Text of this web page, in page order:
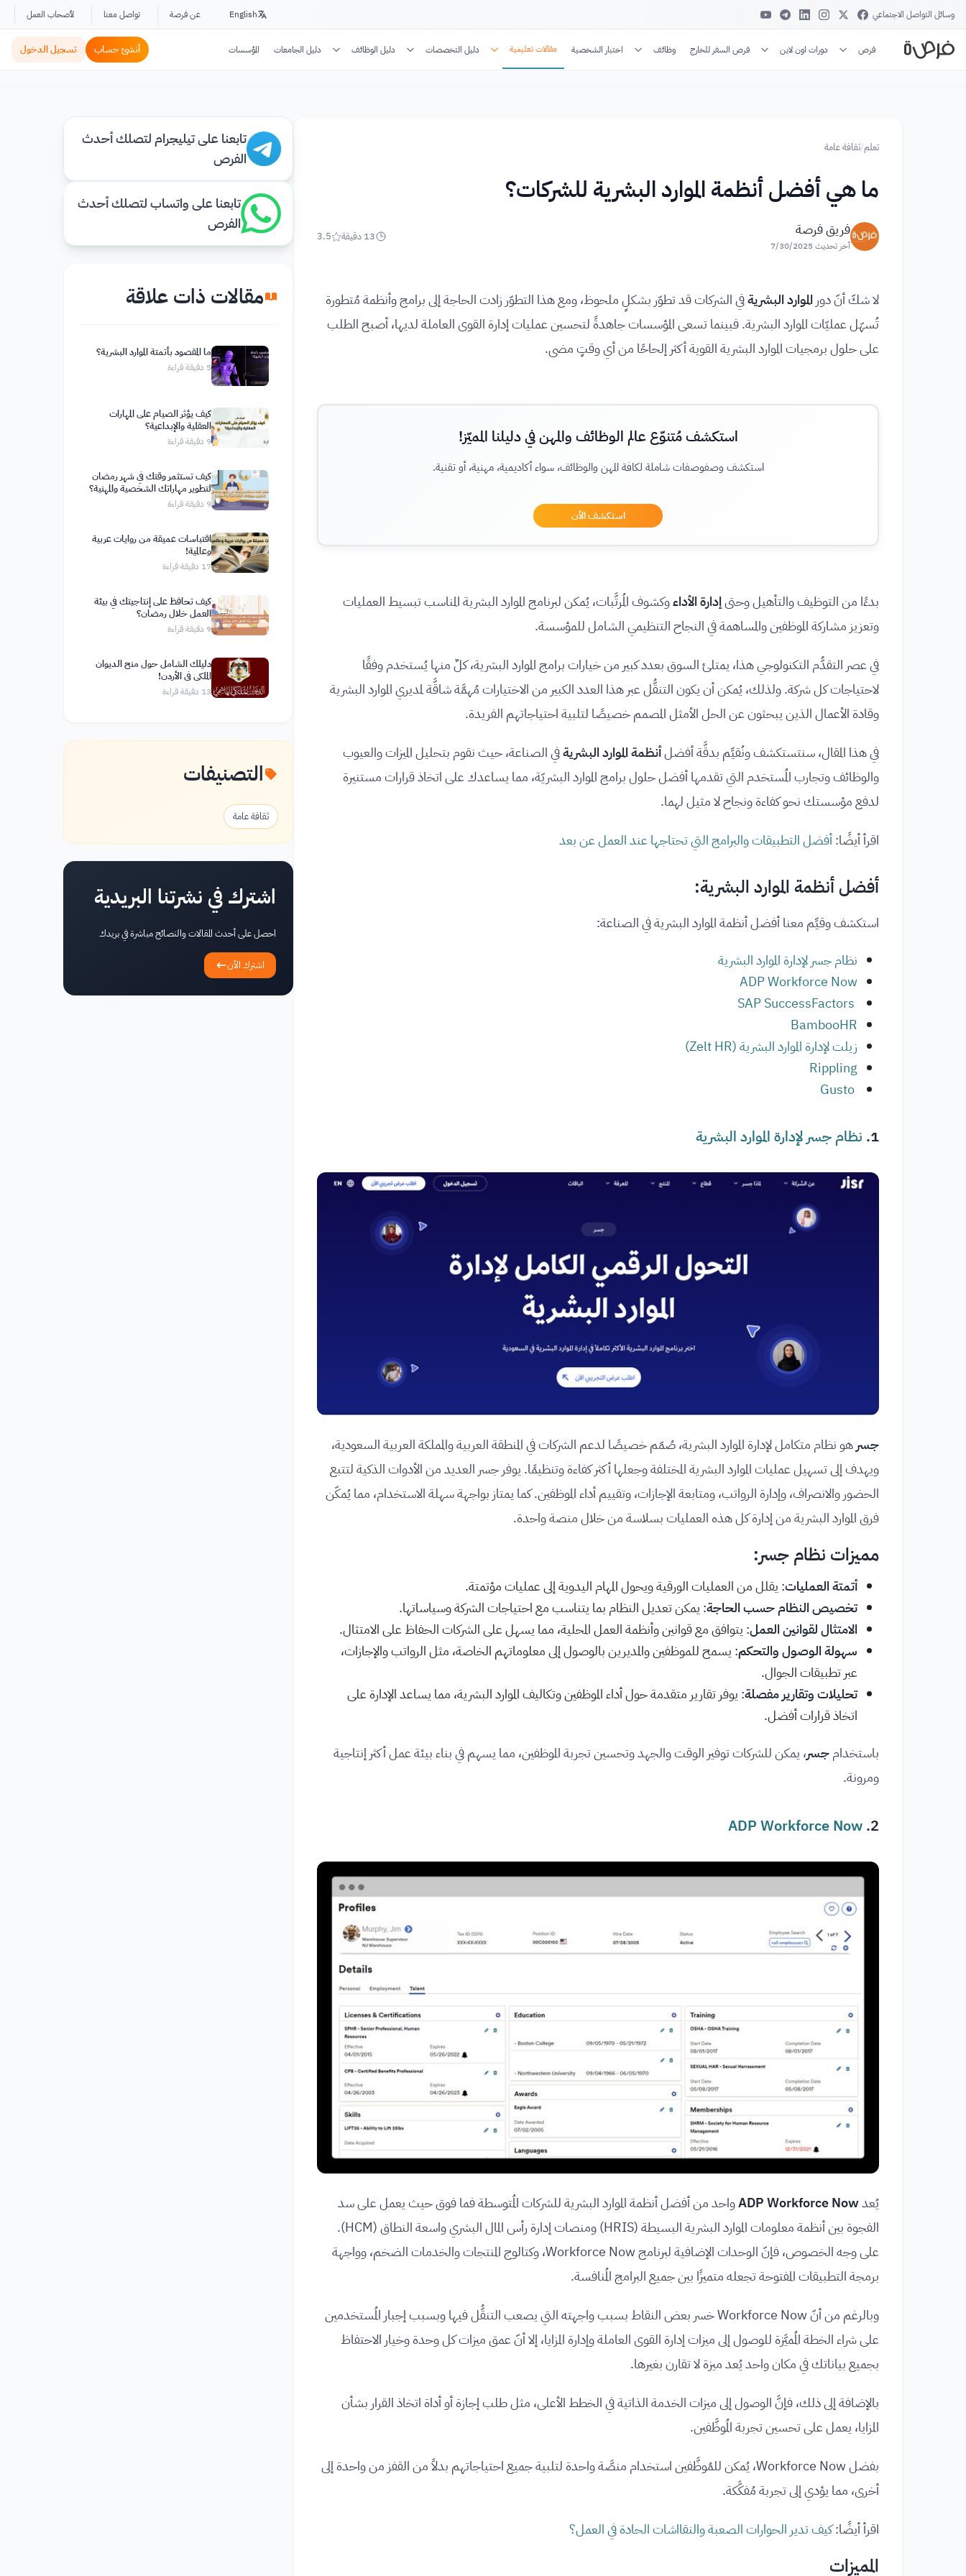
وسائل التواصل الاجتماعي English عن فرصة تواصل معنا لأصحاب العمل
فرص دورات اون لاين فرص السفر للخارج وظائف اختبار الشخصية مقالات تعليمية دليل التخصصات دليل الوظائف دليل الجامعات المؤسسات أنشئ حساب تسجيل الدخول
تعلم/ثقافة عامة
ما هي أفضل أنظمة الموارد البشرية للشركات؟
فريق فرصة
آخر تحديث 7/30/2025
13 دقيقة 3.5
لا شكّ أنّ دور الموارد البشريةفي الشركات قد تطوّر بشكلٍ ملحوظ، ومع هذا التطوّر زادت الحاجة إلى برامج وأنظمة مُتطورة
تُسهّل عمليّات الموارد البشرية. فبينما تسعى المؤسسات جاهدةً لتحسين عمليات إدارة القوى العاملة لديها، أصبح الطلب
على حلول برمجيات الموارد البشرية القوية أكثر إلحاحًا من أي وقتٍ مضى.
استكشف مُتنوّع عالم الوظائف والمهن في دليلنا المميّز!
استكشف وصفوصفات شاملة لكافة المهن والوظائف، سواء أكاديمية، مهنية، أو تقنية.
استكشف الأن
بدءًا من التوظيف والتأهيل وحتىإدارة الأداءوكشوف المُرتَّبات، يُمكن لبرنامج الموارد البشرية المناسب تبسيط العمليات
وتعزيز مشاركة الموظفين والمساهمة في النجاح التنظيمي الشامل للمؤسسة.
في عصر التقدُّم التكنولوجي هذا، يمتلئ السوق بعدد كبير من خيارات برامج الموارد البشرية، كلٌ منها يُستخدم وفقًا
لاحتياجات كل شركة. ولذلك، يُمكن أن يكون التنقُّل عبر هذا العدد الكبير من الاختيارات مُهمَّة شاقَّة لمديري الموارد البشرية
وقادة الأعمال الذين يبحثون عن الحل الأمثل المصمم خصيصًا لتلبية احتياجاتهم الفريدة.
في هذا المقال، سنتستكشف ونُقيِّم بدقَّة أفضلأنظمة الموارد البشريةفي الصناعة، حيث نقوم بتحليل الميزات والعيوب
والوظائف وتجارب المُستخدم التي تقدمها أفضل حلول برامج الموارد البشريّة، مما يساعدك على اتخاذ قرارات مستنيرة
لدفع مؤسستك نحو كفاءة ونجاح لا مثيل لهما.
اقرأ أيضًا:أفضل التطبيقات والبرامج التي تحتاجها عند العمل عن بعد
أفضل أنظمة الموارد البشرية:
استكشف وقيِّم معنا أفضل أنظمة الموارد البشرية في الصناعة:
نظام جسر لإدارة الموارد البشرية
ADP Workforce Now
BambooHR
زيلت لإدارة الموارد البشرية (Zelt HR)
Rippling
Gusto
1. نظام جسر لإدارة الموارد البشرية
جسر هو نظام متكامل لإدارة الموارد البشرية، صُمّم خصيصًا لدعم الشركات في المنطقة العربية والمملكة العربية السعودية،
ويهدف إلى تسهيل عمليات الموارد البشرية المختلفة وجعلها أكثر كفاءة وتنظيمًا. يوفر جسر العديد من الأدوات الذكية لتتبع
الحضور والانصراف، وإدارة الرواتب، ومتابعة الإجازات، وتقييم أداء الموظفين. كما يمتاز بواجهة سهلة الاستخدام، مما يُمكّن
فرق الموارد البشرية من إدارة كل هذه العمليات بسلاسة من خلال منصة واحدة.
مميزات نظام جسر:
أتمتة العمليات: يقلل من العمليات الورقية ويحول المهام اليدوية إلى عمليات مؤتمتة.
تخصيص النظام حسب الحاجة: يمكن تعديل النظام بما يتناسب مع احتياجات الشركة وسياساتها.
الامتثال لقوانين العمل: يتوافق مع قوانين وأنظمة العمل المحلية، مما يسهل على الشركات الحفاظ على الامتثال.
سهولة الوصول والتحكم: يسمح للموظفين والمديرين بالوصول إلى معلوماتهم الخاصة، مثل الرواتب والإجازات،
عبر تطبيقات الجوال.
تحليلات وتقارير مفصلة: يوفر تقارير متقدمة حول أداء الموظفين وتكاليف الموارد البشرية، مما يساعد الإدارة على
اتخاذ قرارات أفضل.
باستخدامجسر، يمكن للشركات توفير الوقت والجهد وتحسين تجربة الموظفين، مما يسهم في بناء بيئة عمل أكثر إنتاجية
ومرونة.
2.
ADP Workforce Now
يُعدADP Workforce Nowواحد من أفضل أنظمة الموارد البشرية للشركات المُتوسطة فما فوق حيث يعمل على سد
الفجوة بين أنظمة معلومات الموارد البشرية البسيطة (HRIS) ومنصات إدارة رأس المال البشري واسعة النطاق (HCM).
على وجه الخصوص، فإنّ الوحدات الإضافية لبرنامج Workforce Now، وكتالوج المنتجات والخدمات الضخم، وواجهة
برمجة التطبيقات المفتوحة تجعله متميزًا بين جميع البرامج المُنافسة.
وبالرغم من أنّ Workforce Now خسر بعض النقاط بسبب واجهته التي يصعب التنقُّل فيها وبسبب إجبار المُستخدمين
على شراء الخطة المُميَّزة للوصول إلى ميزات إدارة القوى العاملة وإدارة المزايا، إلا أنّ عمق ميزات كل وحدة وخيار الاحتفاظ
بجميع بياناتك في مكان واحد يُعد ميزة لا تقارن بغيرها.
بالإضافة إلى ذلك، فإنَّ الوصول إلى ميزات الخدمة الذاتية في الخطط الأعلى، مثل طلب إجازة أو أداة اتخاذ القرار بشأن
المزايا، يعمل على تحسين تجربة المُوظَّفين.
بفضل Workforce Now، يُمكن للمُوظَّفين استخدام منصَّة واحدة لتلبية جميع احتياجاتهم بدلاً من القفز من واحدة إلى
أخرى، مما يؤدي إلى تجربة مُفكَّكة.
اقرأ أيضًا:كيف تدير الحوارات الصعبة والنقااشات الحادة في العمل؟
المميزات
تابعنا على تيليجرام لتصلك أحدث
الفرص
تابعنا على واتساب لتصلك أحدث
الفرص
مقالات ذات علاقة
ما المقصود بأتمتة الموارد البشرية؟
5 دقيقة قراءة
كيف يؤثر الصيام على المهارات
العقلية والإبداعية؟
9 دقيقة قراءة
كيف تستثمر وقتك في شهر رمضان
لتطوير مهاراتك الشخصية والمهنية؟
9 دقيقة قراءة
اقتباسات عميقة من روايات عربية
وعالمية!
17 دقيقة قراءة
كيف تحافظ على إنتاجيتك في بيئة
العمل خلال رمضان؟
9 دقيقة قراءة
دليلك الشامل حول منح الديوان
الملكي في الأردن!
13 دقيقة قراءة
التصنيفات
ثقافة عامة
اشترك في نشرتنا البريدية
احصل على أحدث المقالات والنصائح مباشرة في بريدك
اشترك الآن